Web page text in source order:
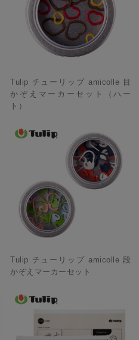
Tulip チューリップ amicolle 目
かぞえマーカーセット（ハー
ト）
Tulip チューリップ amicolle 段
かぞえマーカーセット